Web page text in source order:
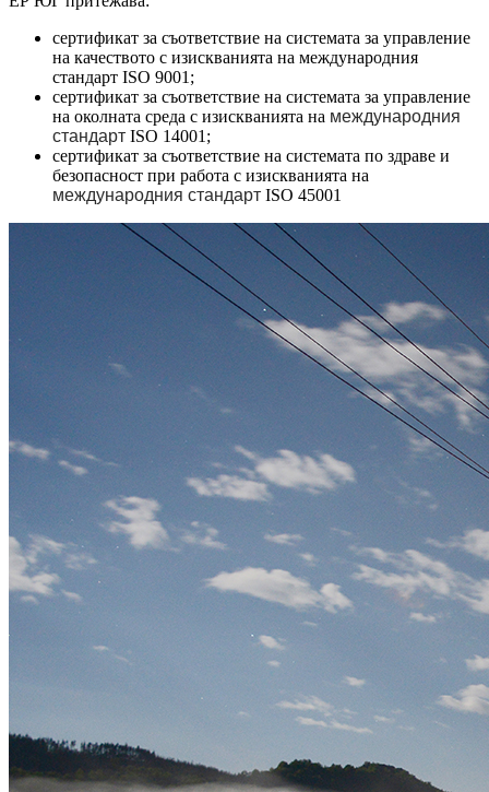
сертификат за съответствие на системата за управление
на качеството с изискванията на международния
стандарт ISO 9001;
сертификат за съответствие на системата за управление
на околната среда с изискванията на международния
стандарт ISO 14001;
сертификат за съответствие на системата по здраве и
безопасност при работа с изискванията на
международния стандарт ISO 45001